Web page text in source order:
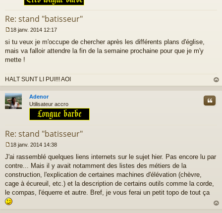
Re: stand "batisseur"
e
s
s
e
n
o
n
l
18 janv. 2014 12:17
si tu veux je m'occupe de chercher après les différents plans d'église,
mais va falloir attendre la fin de la semaine prochaine pour que je m'y
mette !
HALT SUNT LI PUI!!! AOI
au
Adenor
Utilisateur accro
Re: stand "batisseur"
Citer
e
s
s
g
e
n
18 janv. 2014 14:38
J'ai rassemblé quelques liens internets sur le sujet hier. Pas encore lu par
contre... Mais il y avait notamment des listes des métiers de la
construction, l'explication de certaines machines d'élévation (chèvre,
cage à écureuil, etc.) et la description de certains outils comme la corde,
le compas, l'équerre et autre. Bref, je vous ferai un petit topo de tout ça